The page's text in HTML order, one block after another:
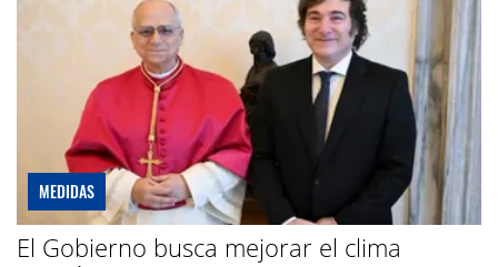
MEDIDAS
El Gobierno busca mejorar el clima